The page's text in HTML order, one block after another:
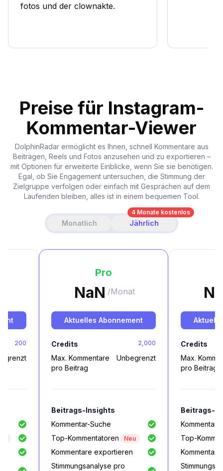
fotos und der clownakte.
Preise für Instagram-
Kommentar-Viewer
DolphinRadar ermöglicht es Ihnen, schnell Kommentare aus
Beiträgen, Reels und Fotos anzusehen und zu exportieren –
mit Optionen für erweiterte Einblicke, wenn Sie sie benötigen.
Egal, ob Sie Engagement untersuchen, die Stimmung der
Zielgruppe verfolgen oder einfach mit Gesprächen auf dem
Laufenden bleiben, alles ist in einem bequemen Tool.
Monatlich Jährlich
4 Monate kostenlos
200
Pro
NaN /Monat
Aktuelles Abonnement
Credits 2,000
Max. Kommentare
pro Beitrag
Unbegrenzt
Beitrags-Insights
Kommentar-Suche
Top-Kommentatoren
Neu
Kommentare exportieren
Stimmungsanalyse pro
Credits
Max.
pro Beitrag
Beitrags-
Kommentar-
Top-